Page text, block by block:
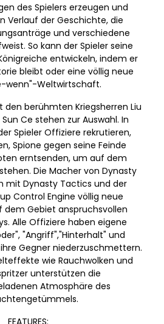
des Spielers erzeugen und
Verlauf der Geschichte, die
und verschiedene
So kann der Spieler seine
entwickeln, indem er
bleibt oder eine völlig neue
wenn"-Weltwirtschaft.
den berühmten Kriegsherren Liu
Ce stehen zur Auswahl. In
Spieler Offiziere rekrutieren,
Spione gegen seine Feinde
erntsenden, um auf dem
Die Macher von Dynasty
mit Dynasty Tactics und der
Control Engine völlig neue
dem Gebiet anspruchsvollen
Alle Offiziere haben eigene
"Angriff","Hinterhalt" und
Gegner niederzuschmettern.
wie Rauchwolken und
unterstützen die
Atmosphäre des
FEATURES: